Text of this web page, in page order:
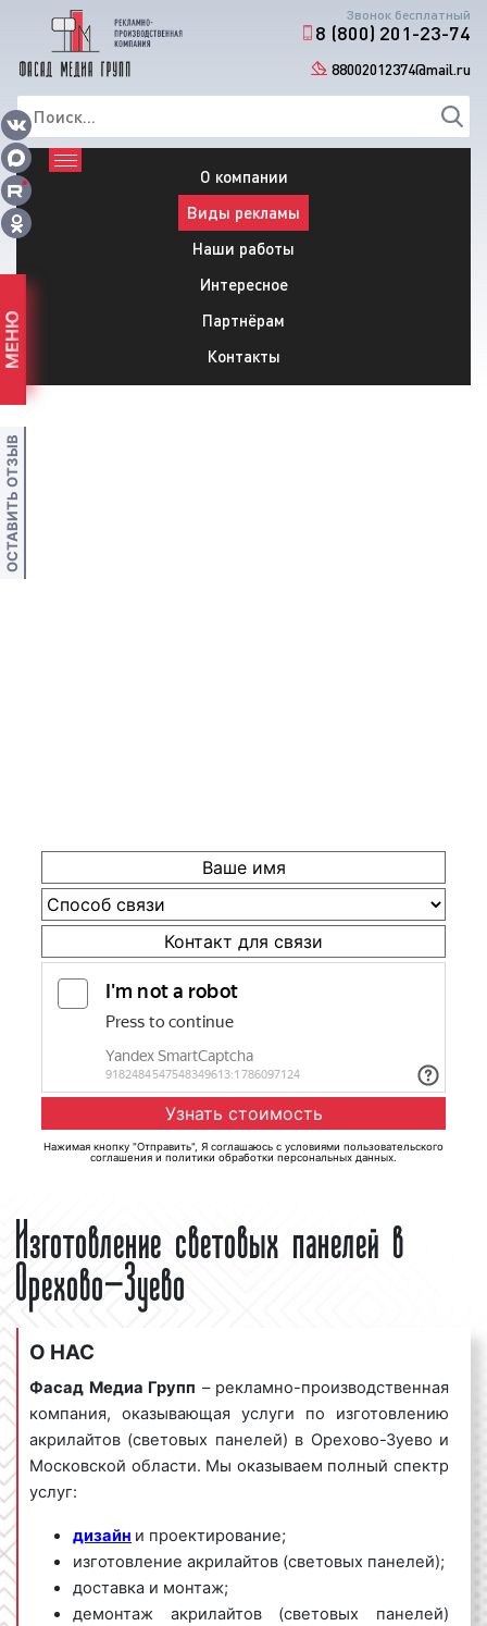
Звонок бесплатный
8 (800) 201-23-74
88002012374@mail.ru
О компании
Виды рекламы
Наши работы
Интересное
Партнёрам
Контакты
Нажимая кнопку "Отправить", Я соглашаюсь с условиями пользовательского
соглашения и политики обработки персональных данных
Изготовление световых панелей в
Орехово-Зуево
О НАС
Фасад Медиа Групп – рекламно-производственная
компания, оказывающая услуги по изготовлению
акрилайтов (световых панелей) в Орехово-Зуево и
Московской области. Мы оказываем полный спектр
услуг:
дизайн и проектирование;
изготовление акрилайтов (световых панелей);
доставка и монтаж;
демонтаж акрилайтов (световых панелей)
МЕНЮ
ОСТАВИТЬ ОТЗЫВ